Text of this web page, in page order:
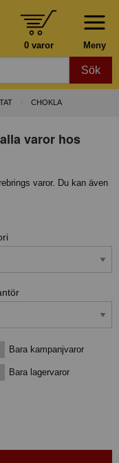
Meny
0 varor
Sök
CHOKLA
varor hos
varor. Du kan även
Bara kampanjvaror
Bara lagervaror